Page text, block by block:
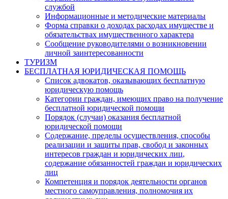
службой
Информационные и методические материалы
Форма справки о доходах расходах имуществе и
обязательствах имущественного характера
Сообщение руководителями о возникновении
личной заинтересованности
ТУРИЗМ
БЕСПЛАТНАЯ ЮРИДИЧЕСКАЯ ПОМОЩЬ
Список адвокатов, оказывающих бесплатную
юридическую помощь
Категории граждан, имеющих право на получение
бесплатной юридической помощи
Порядок (случаи) оказания бесплатной
юридической помощи
Содержание, пределы осуществления, способы
реализации и защиты прав, свобод и законных
интересов граждан и юридических лиц,
содержание обязанностей граждан и юридических
лиц
Компетенция и порядок деятельности органов
местного самоуправления, полномочия их